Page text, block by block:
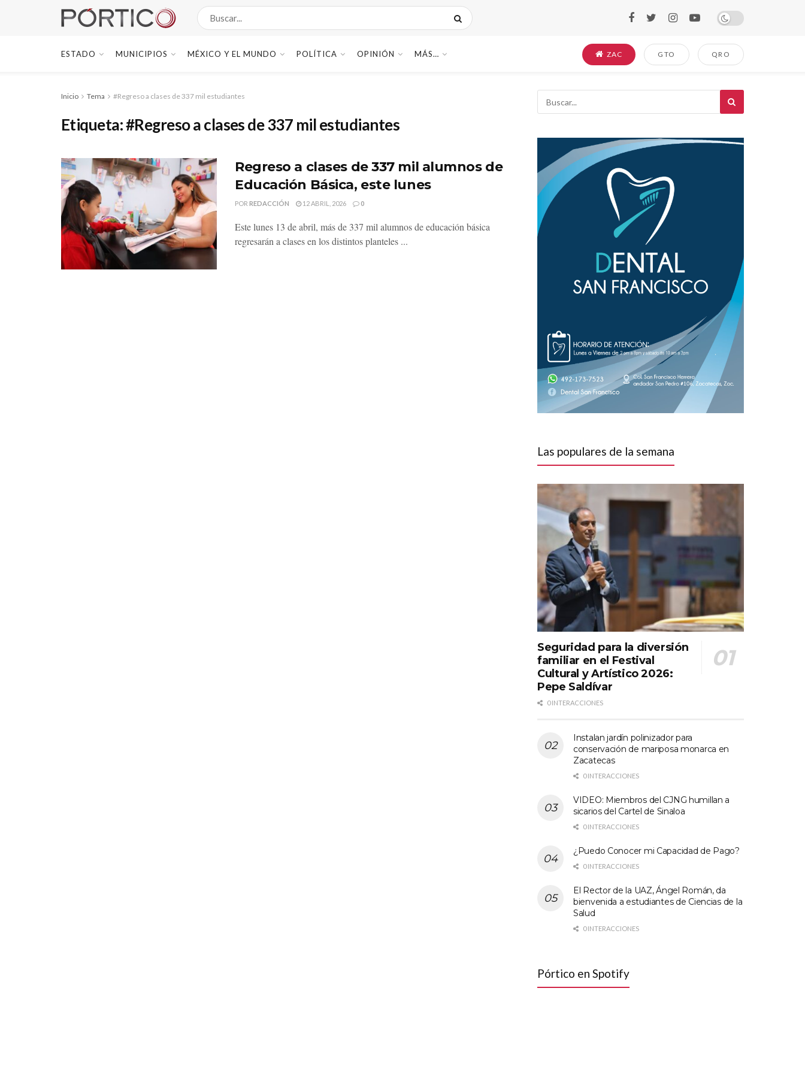
ESTADO MUNICIPIOS MÉXICO Y EL MUNDO POLÍTICA OPINIÓN MÁS… ZAC GTO QRO
Inicio Tema #Regreso a clases de 337 mil estudiantes
Etiqueta:#Regreso a clases de 337 mil estudiantes
Regreso a clases de 337 mil alumnos de
Educación Básica, este lunes
POR REDACCIÓN 12 ABRIL, 2026 0
Este lunes 13 de abril, más de 337 mil alumnos de educación básica
regresarán a clases en los distintos planteles ...
Las populares de la semana
Seguridad para la diversión
familiar en el Festival
Cultural y Artístico 2026:
Pepe Saldívar
0 INTERACCIONES
Instalan jardín polinizador para
conservación de mariposa monarca en
Zacatecas
0 INTERACCIONES
VIDEO: Miembros del CJNG humillan a
sicarios del Cartel de Sinaloa
0 INTERACCIONES
¿Puedo Conocer mi Capacidad de Pago?
0 INTERACCIONES
El Rector de la UAZ, Ángel Román, da
bienvenida a estudiantes de Ciencias de la
Salud
0 INTERACCIONES
Pórtico en Spotify